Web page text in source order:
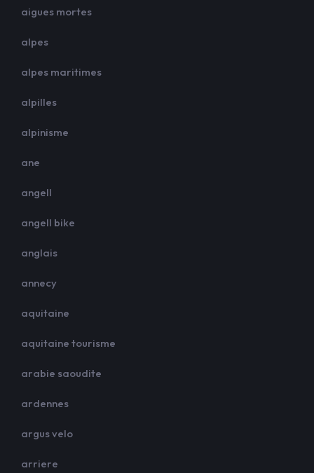
aigues mortes
alpes
alpes maritimes
alpilles
alpinisme
ane
angell
angell bike
anglais
annecy
aquitaine
aquitaine tourisme
arabie saoudite
ardennes
argus velo
arriere